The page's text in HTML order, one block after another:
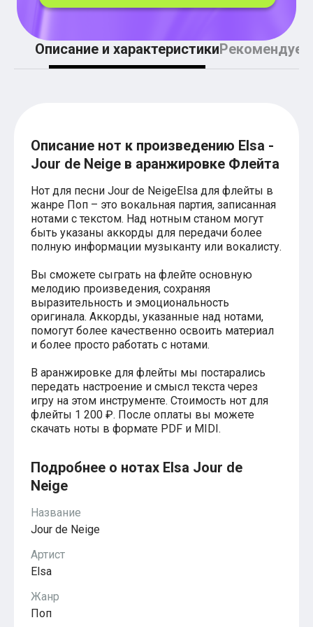
Легкие аккорды (простые песни)
Аккорды со словами (вокал)
BEARWOLF
Комната культуры
Клава Кока
Монеточка
Анжелика Варум
Алексей Чумаков
Леонид Агутин
Саундтрек
Из фильмов
Аватар: Путь воды
Титаник
Гарри Поттер
Хатико
Реквием по мечте
Пираты Карибского моря
Сумерки
Величайший шоумен
Звездные войны
Ла ла Ленд
Ромео и Джульетта (1968)
Бумер
Король лев (2019)
Брат-2
Гордость и предубеждение
Классическая музыка
Времена года - Вивальди
Времена года - Чайковский
Сонаты Бетховена
Ноты для вальса
Из мультфильмов
Король лев
Холодное сердце
Описание и характеристикиРекомендуем
Описание нот к произведению Elsa -
Jour de Neige в аранжировке Флейта
Нот для песни Jour de NeigeElsa для флейты в
жанре Поп – это вокальная партия, записанная
нотами с текстом. Над нотным станом могут
быть указаны аккорды для передачи более
полную информации музыканту или вокалисту.
Вы сможете сыграть на флейте основную
мелодию произведения, сохраняя
выразительность и эмоциональность
оригинала. Аккорды, указанные над нотами,
помогут более качественно освоить материал
и более просто работать с нотами.
В аранжировке для флейты мы постарались
передать настроение и смысл текста через
игру на этом инструменте. Стоимость нот для
флейты 1 200 ₽. После оплаты вы можете
скачать ноты в формате PDF и MIDI.
Подробнее о нотах Elsa Jour de
Neige
Название
Jour de Neige
Артист
Elsa
Жанр
Поп